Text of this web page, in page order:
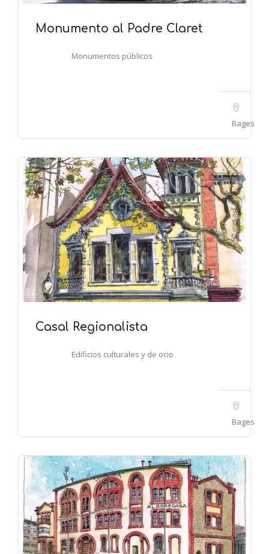
Monumento al Padre Claret
Monumentos públicos
Bages
Casal Regionalista
Edificios culturales y de ocio
Bages